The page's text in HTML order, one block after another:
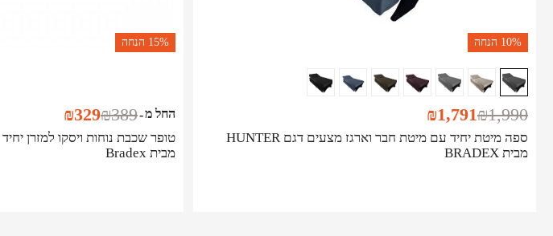
10% הנחה
ספה מיטת יחיד עם מיטת חבר וארגז מצעים דגם HUNTER
מבית BRADEX
₪1,990
₪1,791
15% הנחה
מבית Bradex
החל מ-
₪389
₪329